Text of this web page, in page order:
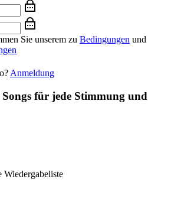
Sie unserem zu Bedingungen und
Anmeldung
für jede Stimmung und
Wiedergabeliste